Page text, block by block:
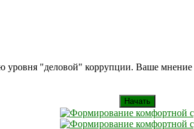
уровня "деловой" коррупции. Ваше
Начать